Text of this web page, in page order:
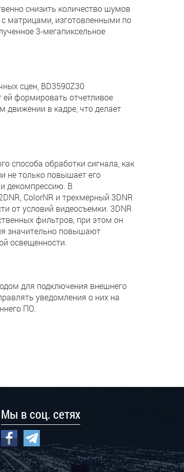
снизить количество шумов
матрицами, изготовленными по
3-мегапиксельное
сцен, BD3590Z30
формировать отчетливое
в кадре, что делает
способа обработки сигнала, как
не только повышает его
декомпрессию. В
ColorNR и трехмерный 3DNR
от условий видеосъемки. 3DNR
фильтров, при этом он
значительно повышают
освещенности.
для подключения внешнего
уведомления о них на
ПО.
Мы в соц. сетях